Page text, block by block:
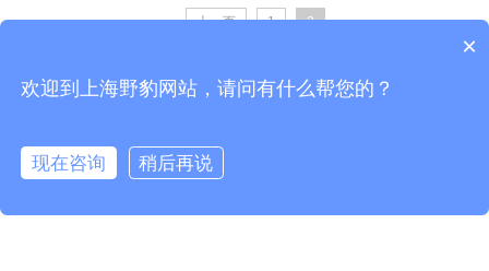
上一页 1 2
沪ICP备10206185号-49
全国服务电话:021-54358329 野豹官网
×
欢迎到上海野豹网站，请问有什么帮您的？
现在咨询
稍后再说
在线咨询